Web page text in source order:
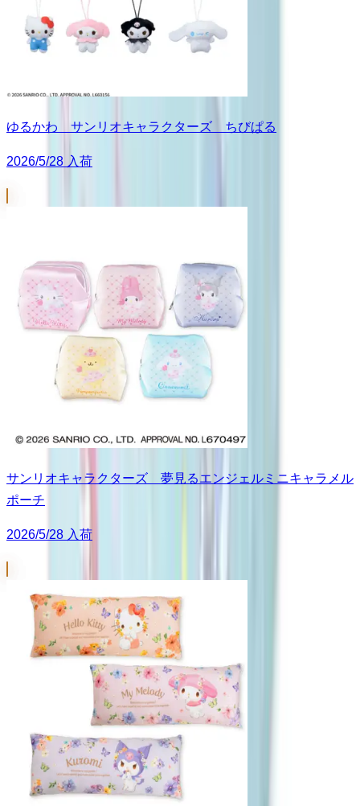
ゆるかわ サンリオキャラクターズ ちびぱる
2026/5/28 入荷
サンリオキャラクターズ 夢見るエンジェルミニキャラメル
ポーチ
2026/5/28 入荷